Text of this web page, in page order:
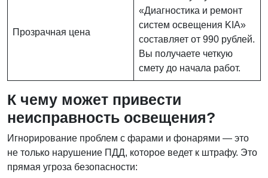
Прозрачная цена
«Диагностика и ремонт
систем освещения KIA»
составляет от 990 рублей.
Вы получаете четкую
смету до начала работ.
К чему может привести
неисправность освещения?
Игнорирование проблем с фарами и фонарями — это
не только нарушение ПДД, которое ведет к штрафу. Это
прямая угроза безопасности: